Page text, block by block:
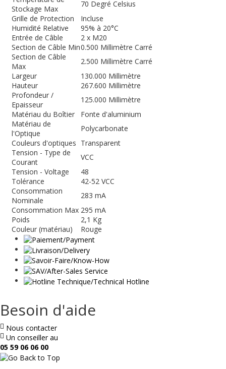
Stockage Max
70 Degré Celsius
Grille de Protection
Incluse
Humidité Relative
95% à 20°C
Entrée de Câble
2 x M20
Section de Câble Min0.500 Millimètre Carré
Section de Câble
Max
2.500 Millimètre Carré
Largeur
130.000 Millimètre
Hauteur
267.600 Millimètre
Profondeur /
Epaisseur
125.000 Millimètre
Matériau du Boîtier
Fonte d'aluminium
Matériau de
l'Optique
Polycarbonate
Couleurs d'optiques Transparent
Tension - Type de
Courant
VCC
Tension - Voltage
48
Tolérance
42-52 VCC
Consommation
Nominale
283 mA
Consommation Max 295 mA
Poids
2,1 Kg
Couleur (matériau)
Rouge
Besoin d'aide
Nous contacter
Un conseiller au
05 59 06 06 00